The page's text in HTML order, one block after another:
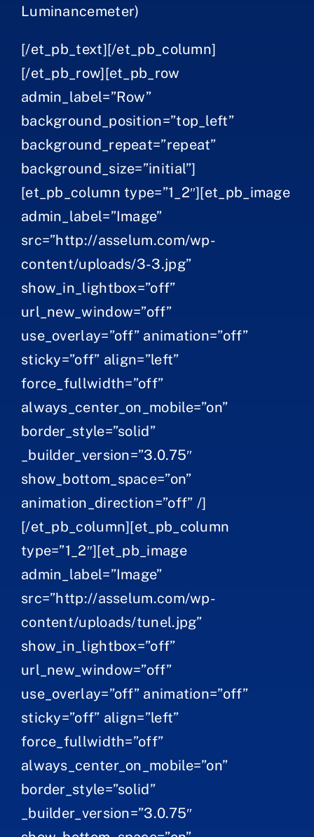
Luminancemeter)
[/et_pb_text][/et_pb_column]
[/et_pb_row][et_pb_row
admin_label=”Row”
background_position=”top_left”
background_repeat=”repeat”
background_size=”initial”]
[et_pb_column type=”1_2″][et_pb_image
admin_label=”Image”
src=”http://asselum.com/wp-
content/uploads/3-3.jpg”
show_in_lightbox=”off”
url_new_window=”off”
use_overlay=”off” animation=”off”
sticky=”off” align=”left”
force_fullwidth=”off”
always_center_on_mobile=”on”
border_style=”solid”
_builder_version=”3.0.75″
show_bottom_space=”on”
animation_direction=”off” /]
[/et_pb_column][et_pb_column
type=”1_2″][et_pb_image
admin_label=”Image”
src=”http://asselum.com/wp-
content/uploads/tunel.jpg”
show_in_lightbox=”off”
url_new_window=”off”
use_overlay=”off” animation=”off”
sticky=”off” align=”left”
force_fullwidth=”off”
always_center_on_mobile=”on”
border_style=”solid”
_builder_version=”3.0.75″
Serviços